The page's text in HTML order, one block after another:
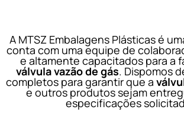
A MTSZ Embalagens Plásticas é
conta com uma equipe de
e altamente capacitados para a
válvula vazão de gás. Dispomos
completos para garantir que a
e outros produtos sejam
especificações